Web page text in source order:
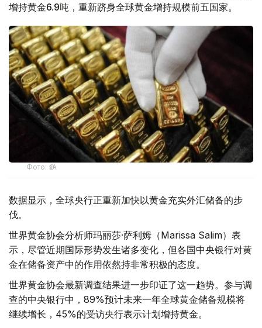
增持黄金6.9吨，重新跻身全球黄金增持规模前五国家。
Фото: ӨзА
数据显示，全球央行正重新加快以黄金充实外汇储备的步
伐。
世界黄金协会分析师玛丽莎·萨利姆（Marissa Salim）表
示，尽管近期国际形势发生诸多变化，但各国中央银行对黄
金在储备资产中的作用依然持非常积极的态度。
世界黄金协会最新调查结果进一步印证了这一趋势。参与调
查的中央银行中，89%预计未来一年全球黄金储备规模将
继续增长，45%的受访央行表示计划增持黄金。